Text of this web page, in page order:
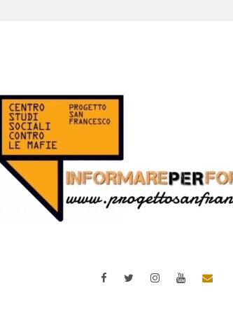
FacebookTwitterInstagramYouTubeEmail